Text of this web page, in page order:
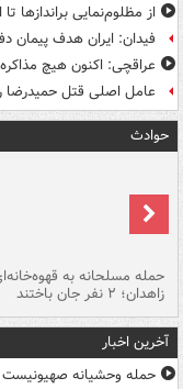
از مظلوم‌نمایی براندازها
فیدان: ایران هدف پیمان
عراقچی: اکنون هیچ
عامل اصلی قتل حمیدرضا
حوادث
حمله مسلحانه به
زاهدان؛ ۲ نفر جان باختند
آخرین اخبار
حمله وحشیانه صهیونیست